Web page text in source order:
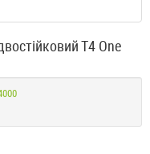
Т4 One